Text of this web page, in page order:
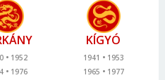
1952
1976
KÍGYÓ
1941
1953
1965
1977